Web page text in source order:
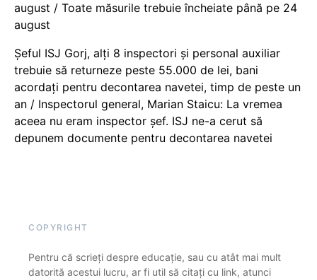
august / Toate măsurile trebuie încheiate până pe 24
august
Șeful ISJ Gorj, alți 8 inspectori și personal auxiliar
trebuie să returneze peste 55.000 de lei, bani
acordați pentru decontarea navetei, timp de peste un
an / Inspectorul general, Marian Staicu: La vremea
aceea nu eram inspector șef. ISJ ne-a cerut să
depunem documente pentru decontarea navetei
COPYRIGHT
Pentru că scrieți despre educație, sau cu atât mai mult
datorită acestui lucru, ar fi util să citați cu link, atunci